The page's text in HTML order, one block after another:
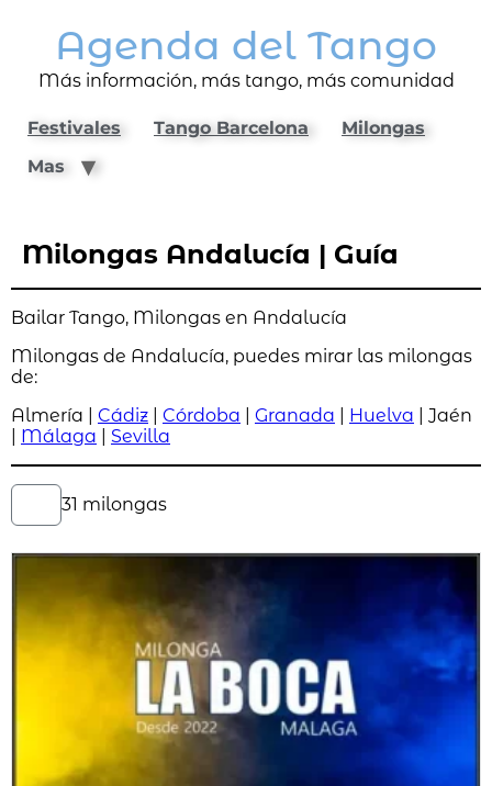
Agenda del Tango
Más información, más tango, más comunidad
Festivales Tango Barcelona
Milongas
Mas
Milongas Andalucía | Guía
Bailar Tango, Milongas en Andalucía
Milongas de Andalucía, puedes mirar las milongas
de:
Almería | Cádiz Córdoba Granada Huelva | Jaén
Málaga Sevilla
31 milongas